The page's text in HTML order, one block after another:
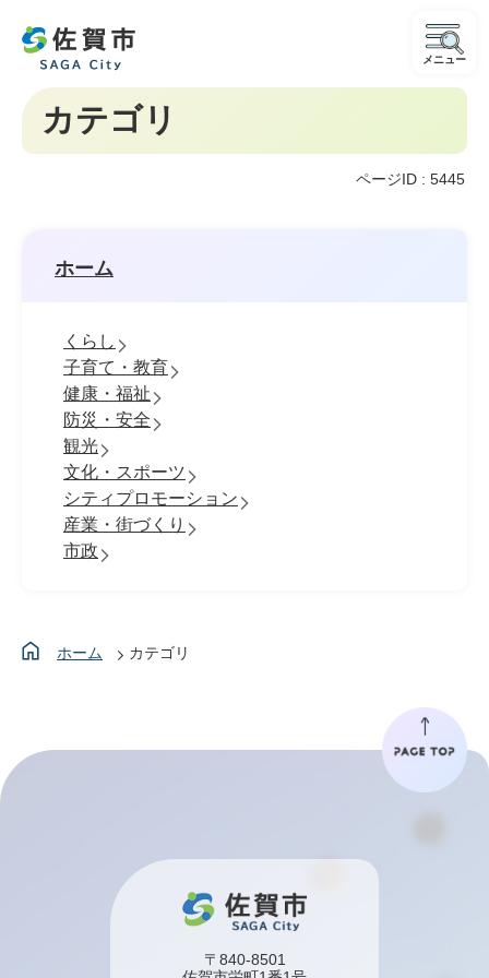
メニュー
カテゴリ
ページID : 5445
ホーム
くらし
子育て・教育
健康・福祉
防災・安全
観光
文化・スポーツ
シティプロモーション
産業・街づくり
市政
ホーム カテゴリ
〒840-8501